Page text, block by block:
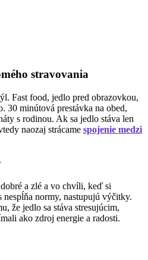
stravovania
Fast food, jedlo pred obrazovkou,
30 minútová prestávka na obed,
s rodinou. Ak sa jedlo stáva len
naozaj strácame spojenie medzi
a zlé a vo chvíli, keď si
normy, nastupujú výčitky.
že jedlo sa stáva stresujúcim,
ako zdroj energie a radosti.